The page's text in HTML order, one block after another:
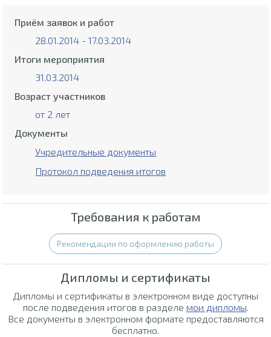
Приём заявок и работ
28.01.2014 - 17.03.2014
Итоги мероприятия
31.03.2014
Возраст участников
от 2 лет
Документы
Учредительные документы
Протокол подведения итогов
Требования к работам
Рекомендации по оформлению работы
Дипломы и сертификаты
Дипломы и сертификаты в электронном виде доступны
после подведения итогов в разделе мои дипломы.
Все документы в электронном формате предоставляются
бесплатно.